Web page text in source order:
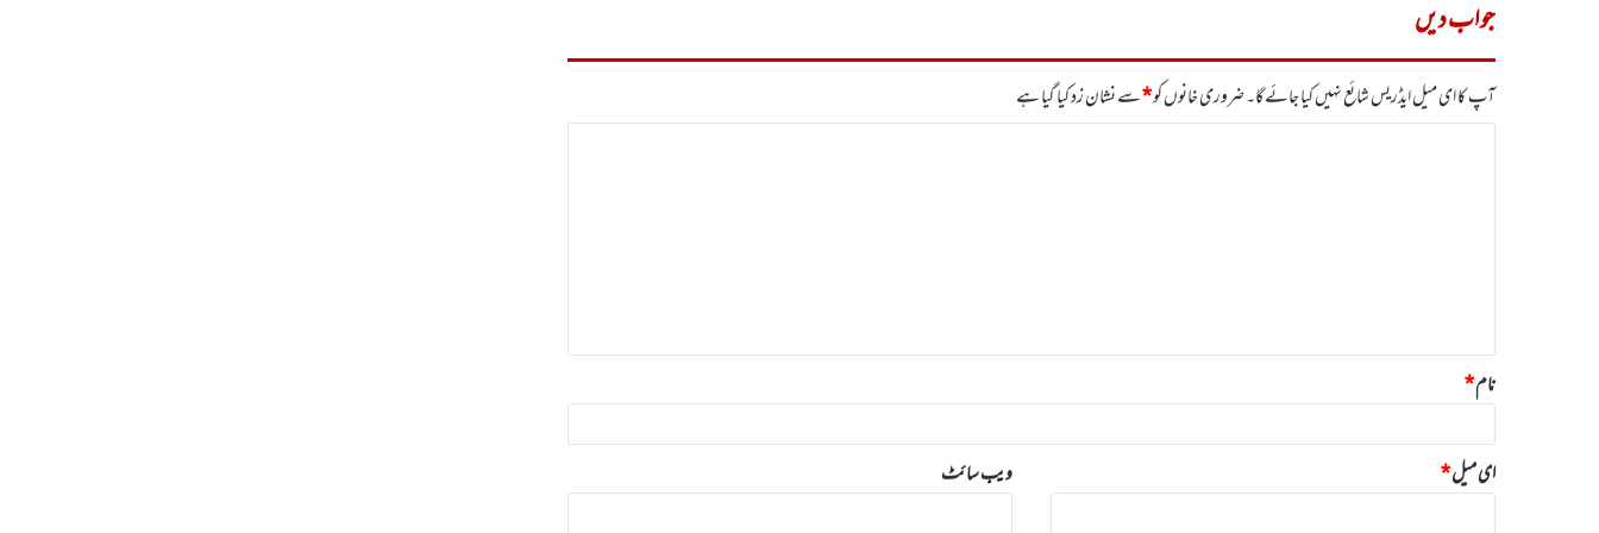
جواب دیں
آپ کا ای میل ایڈریس شائع نہیں کیا جائے گا۔ضروری خانوں کو*سے نشان زد کیا گیا ہے
نام*
ای میل* ویب‌ سائٹ